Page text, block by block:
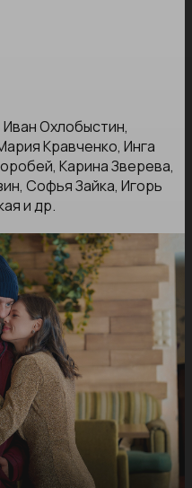
Охлобыстин,
Кравченко, Инга
Карина Зверева,
Софья Зайка, Игорь
и др.